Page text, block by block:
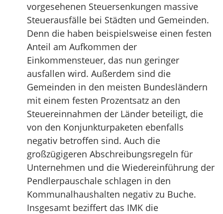
vorgesehenen Steuersenkungen massive
Steuerausfälle bei Städten und Gemeinden.
Denn die haben beispielsweise einen festen
Anteil am Aufkommen der
Einkommensteuer, das nun geringer
ausfallen wird. Außerdem sind die
Gemeinden in den meisten Bundesländern
mit einem festen Prozentsatz an den
Steuereinnahmen der Länder beteiligt, die
von den Konjunkturpaketen ebenfalls
negativ betroffen sind. Auch die
großzügigeren Abschreibungsregeln für
Unternehmen und die Wiedereinführung der
Pendlerpauschale schlagen in den
Kommunalhaushalten negativ zu Buche.
Insgesamt beziffert das IMK die